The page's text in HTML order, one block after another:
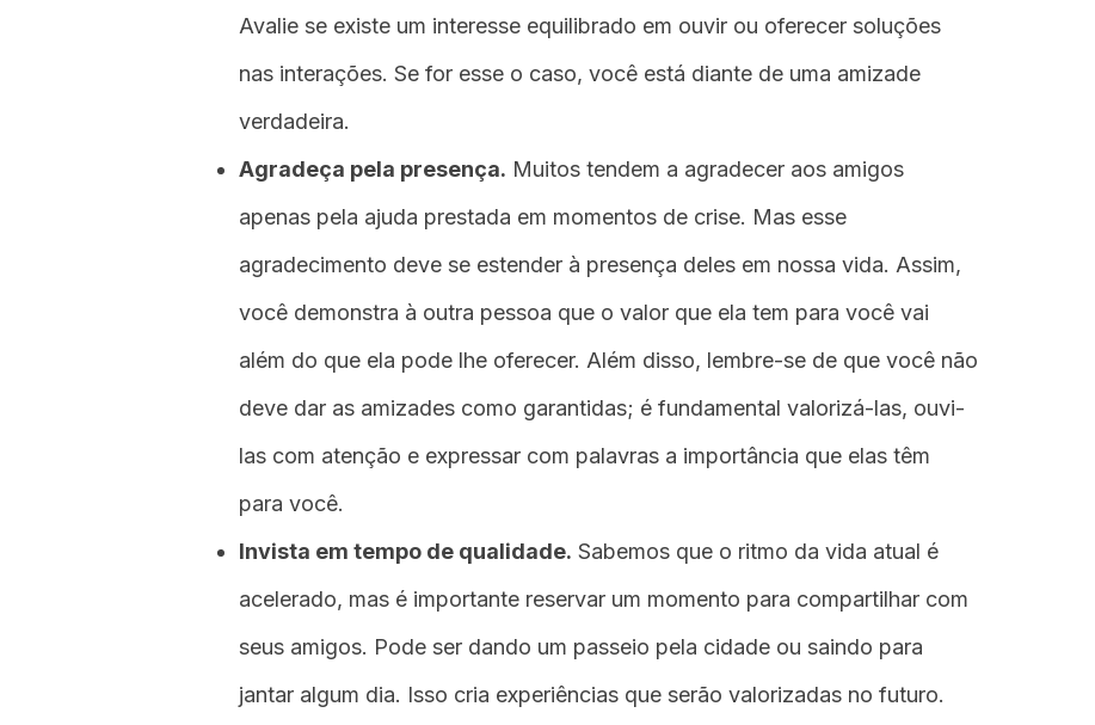
Avalie se existe um interesse equilibrado em ouvir ou oferecer soluções
nas interações. Se for esse o caso, você está diante de uma amizade
verdadeira.
Agradeça pela presença. Muitos tendem a agradecer aos amigos
apenas pela ajuda prestada em momentos de crise. Mas esse
agradecimento deve se estender à presença deles em nossa vida. Assim,
você demonstra à outra pessoa que o valor que ela tem para você vai
além do que ela pode lhe oferecer. Além disso, lembre-se de que você não
deve dar as amizades como garantidas; é fundamental valorizá-las, ouvi-
las com atenção e expressar com palavras a importância que elas têm
para você.
Invista em tempo de qualidade. Sabemos que o ritmo da vida atual é
acelerado, mas é importante reservar um momento para compartilhar com
seus amigos. Pode ser dando um passeio pela cidade ou saindo para
jantar algum dia. Isso cria experiências que serão valorizadas no futuro.